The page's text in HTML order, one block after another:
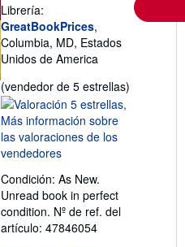
Librería:
GreatBookPrices,
Columbia, MD, Estados
Unidos de America
(vendedor de 5 estrellas)
Condición: As New.
Unread book in perfect
condition. Nº de ref. del
artículo: 47846054